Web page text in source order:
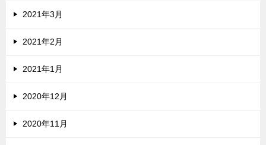
2021年3月
2021年2月
2021年1月
2020年12月
2020年11月